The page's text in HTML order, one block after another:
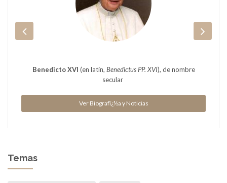
Fue el primer Papa americano es el jesuita
Mario Bergoglio, arzobispo de Buenos A...
Ver Biografï¿½a y Noticias
Temas